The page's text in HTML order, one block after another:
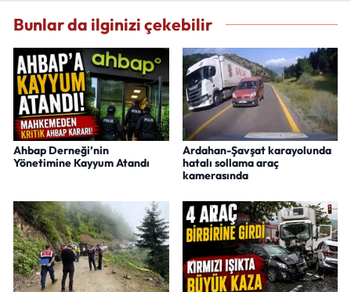
Bunlar da ilginizi çekebilir
Ahbap Derneği’nin
Yönetimine Kayyum Atandı
Ardahan-Şavşat karayolunda
hatalı sollama araç
kamerasında